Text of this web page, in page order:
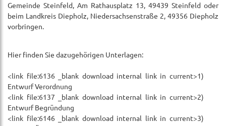
Gemeinde Steinfeld, Am Rathausplatz 13, 49439 Steinfeld oder
beim Landkreis Diepholz, Niedersachsenstraße 2, 49356 Diepholz
vorbringen.
Hier finden Sie dazugehörigen Unterlagen:
<link file:6136 _blank download internal link in current>1)
Entwurf Verordnung
<link file:6137 _blank download internal link in current>2)
Entwurf Begründung
<link file:6146 _blank download internal link in current>3)